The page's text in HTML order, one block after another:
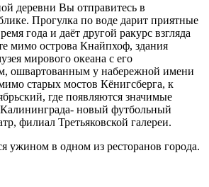
деревни Вы отправитесь в
Прогулка по воде дарит приятные
года и даёт другой ракурс взгляда
мимо острова Кнайпхоф, здания
мирового океана с его
ошвартованным у набережной имени
старых мостов Кёнигсберга, к
где появляются значимые
новый футбольный
филиал Третьяковской галереи.
ужином в одном из ресторанов города.